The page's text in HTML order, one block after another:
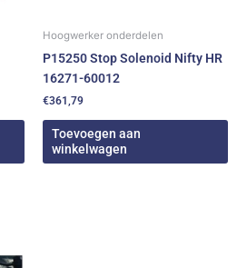
Hoogwerker onderdelen
P15250 Stop Solenoid Nifty HR
16271-60012
€361,79
Toevoegen aan
winkelwagen